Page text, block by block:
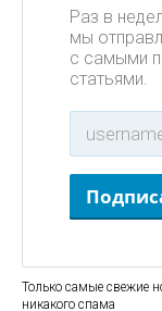
Раз в
мы
с самыми
статьями.
Только самые свежие
никакого спама